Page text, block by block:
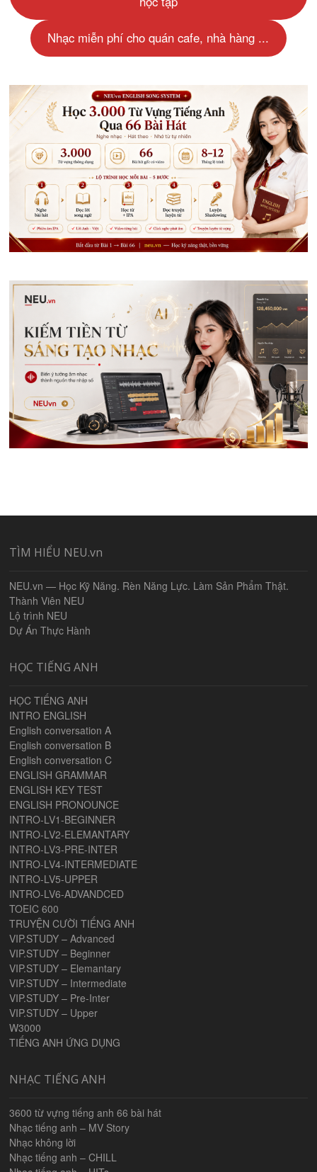
Nhạc miễn phí cho quán cafe, nhà hàng ...
TÌM HIỂU NEU.vn
NEU.vn — Học Kỹ Năng. Rèn Năng Lực. Làm Sản Phẩm Thật.
Thành Viên NEU
Lộ trình NEU
Dự Án Thực Hành
HỌC TIẾNG ANH
HỌC TIẾNG ANH
INTRO ENGLISH
English conversation A
English conversation B
English conversation C
ENGLISH GRAMMAR
ENGLISH KEY TEST
ENGLISH PRONOUNCE
INTRO-LV1-BEGINNER
INTRO-LV2-ELEMANTARY
INTRO-LV3-PRE-INTER
INTRO-LV4-INTERMEDIATE
INTRO-LV5-UPPER
INTRO-LV6-ADVANDCED
TOEIC 600
TRUYỆN CƯỜI TIẾNG ANH
VIP.STUDY – Advanced
VIP.STUDY – Beginner
VIP.STUDY – Elemantary
VIP.STUDY – Intermediate
VIP.STUDY – Pre-Inter
VIP.STUDY – Upper
W3000
TIẾNG ANH ỨNG DỤNG
NHẠC TIẾNG ANH
3600 từ vựng tiếng anh 66 bài hát
Nhạc tiếng anh – MV Story
Nhạc không lời
Nhạc tiếng anh – CHILL